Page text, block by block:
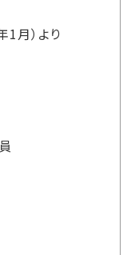
1月）より